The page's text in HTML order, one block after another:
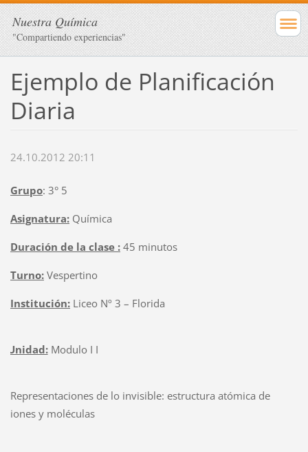
Nuestra Química
"Compartiendo experiencias"
Ejemplo de Planificación
Diaria
24.10.2012 20:11
Grupo: 3° 5
Asignatura:Química
Duración de la clase :45 minutos
Turno:Vespertino
Institución:Liceo Nº 3 – Florida
Unidad:Modulo I I
Representaciones de lo invisible: estructura atómica de
iones y moléculas